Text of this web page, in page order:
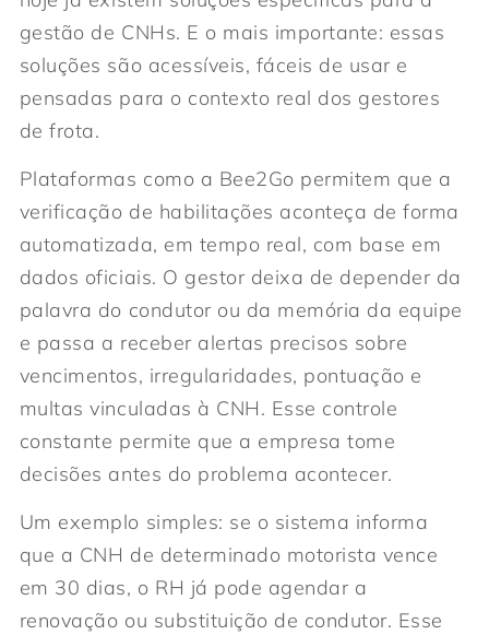
gestão de CNHs. E o mais importante: essas
soluções são acessíveis, fáceis de usar e
pensadas para o contexto real dos gestores
de frota.
Plataformas como a Bee2Go permitem que a
verificação de habilitações aconteça de forma
automatizada, em tempo real, com base em
dados oficiais. O gestor deixa de depender da
palavra do condutor ou da memória da equipe
e passa a receber alertas precisos sobre
vencimentos, irregularidades, pontuação e
multas vinculadas à CNH. Esse controle
constante permite que a empresa tome
decisões antes do problema acontecer.
Um exemplo simples: se o sistema informa
que a CNH de determinado motorista vence
em 30 dias, o RH já pode agendar a
renovação ou substituição de condutor. Esse